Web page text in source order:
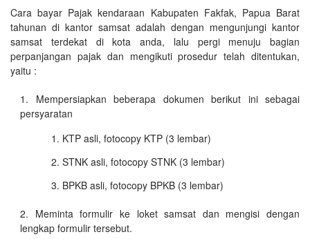
Cara bayar Pajak kendaraan Kabupaten Fakfak, Papua Barat
tahunan di kantor samsat adalah dengan mengunjungi kantor
samsat terdekat di kota anda, lalu pergi menuju bagian
perpanjangan pajak dan mengikuti prosedur telah ditentukan,
yaitu :
Mempersiapkan beberapa dokumen berikut ini sebagai
persyaratan
KTP asli, fotocopy KTP (3 lembar)
STNK asli, fotocopy STNK (3 lembar)
BPKB asli, fotocopy BPKB (3 lembar)
Meminta formulir ke loket samsat dan mengisi dengan
lengkap formulir tersebut.